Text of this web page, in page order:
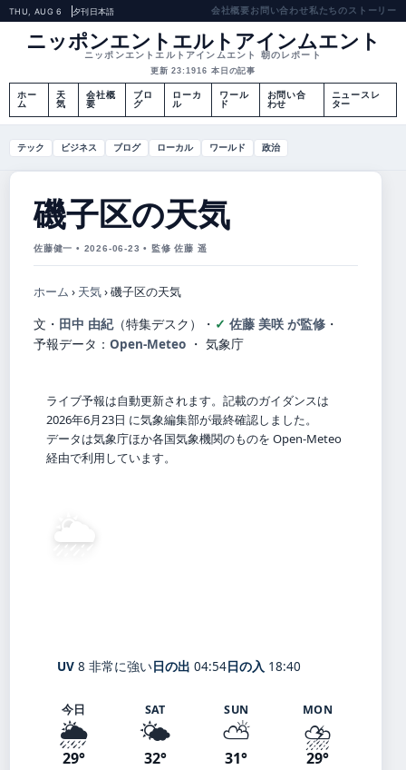
THU, AUG 6 夕刊日本語 会社概要お問い合わせ私たちのストーリー
ニッポンエントエルトアインムエント
ニッポンエントエルトアインムエント 朝のレポート
更新 23:1916 本日の記事
ホー
ム
天
気
会社概
要
ブロ
グ
ローカ
ル
ワール
ド
お問い合
わせ
ニュースレ
ター
テック ビジネス ブログ ローカル ワールド 政治
磯子区の天気
佐藤健一 • 2026-06-23 • 監修 佐藤 遥
ホーム › 天気›磯子区の天気
文・ 田中 由紀（特集デスク） ・ 佐藤 美咲 が監修 ・
予報データ： Open-Meteo ・ 気象庁
ライブ予報は自動更新されます。記載のガイダンスは
2026年6月23日 に気象編集部が最終確認しました。
データは気象庁ほか各国気象機関のものを Open-Meteo
経由で利用しています。
🌦️
UV 8 非常に強い日の出 04:54日の入 18:40
今日
🌦️
29°
SAT
🌤️
32°
SUN
⛅
31°
MON
⛈️
29°